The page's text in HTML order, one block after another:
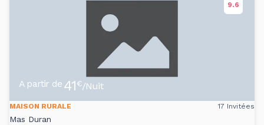
9.6
A partir de 41€/Nuit
MAISON RURALE 17 Invitées
Mas Duran